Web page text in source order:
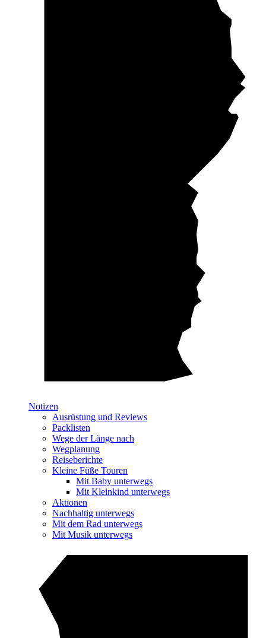
Notizen
Ausrüstung und Reviews
Packlisten
Wege der Länge nach
Wegplanung
Reiseberichte
Kleine Füße Touren
Mit Baby unterwegs
Mit Kleinkind unterwegs
Aktionen
Nachhaltig unterwegs
Mit dem Rad unterwegs
Mit Musik unterwegs